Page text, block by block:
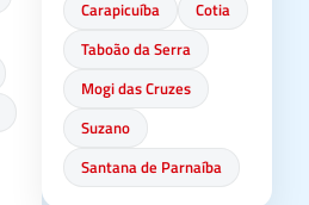
Carapicuíba
Cotia
Taboão da Serra
Mogi das Cruzes
Suzano
Santana de Parnaíba